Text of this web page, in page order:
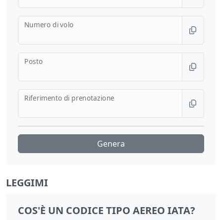
Numero di volo
Posto
Riferimento di prenotazione
Genera
LEGGIMI
COS'È UN CODICE TIPO AEREO IATA?